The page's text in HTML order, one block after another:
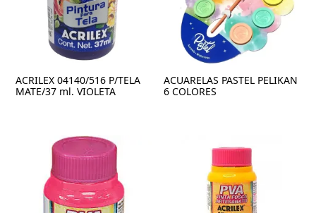
ACRILEX 04140/516 P/TELA
MATE/37 ml. VIOLETA
ACUARELAS PASTEL PELIKAN
6 COLORES